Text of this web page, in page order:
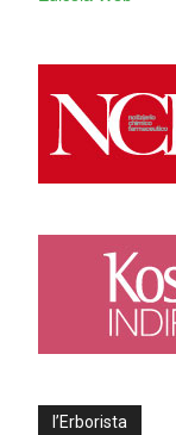
l’Erborista